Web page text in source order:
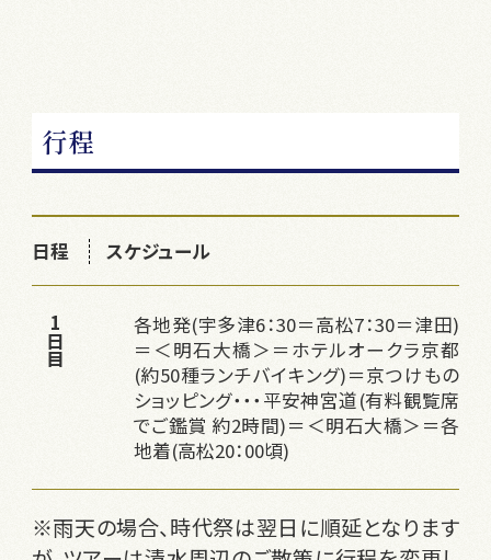
行程
日程 スケジュール
1日目
各地発(宇多津6：30＝高松7：30＝津田)
＝＜明石大橋＞＝ホテルオークラ京都
(約50種ランチバイキング)＝京つけもの
ショッピング・・・平安神宮道(有料観覧席
でご鑑賞 約2時間)＝＜明石大橋＞＝各
地着(高松20：00頃)
※雨天の場合、時代祭は翌日に順延となります